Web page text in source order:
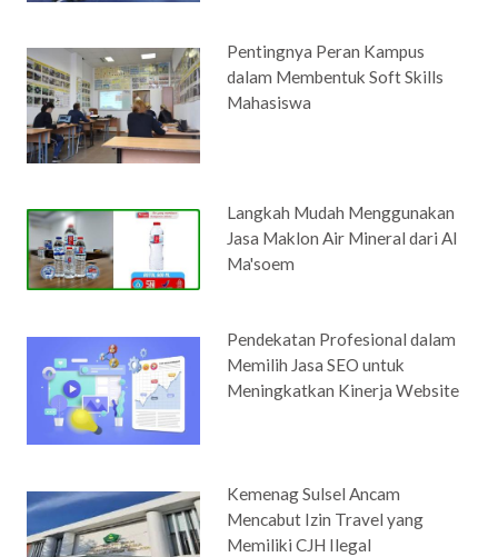
Pentingnya Peran Kampus
dalam Membentuk Soft Skills
Mahasiswa
Langkah Mudah Menggunakan
Jasa Maklon Air Mineral dari Al
Ma'soem
Pendekatan Profesional dalam
Memilih Jasa SEO untuk
Meningkatkan Kinerja Website
Kemenag Sulsel Ancam
Mencabut Izin Travel yang
Memiliki CJH Ilegal